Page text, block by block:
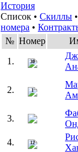
История
Список • Скиллы •
номера •
№ Номер
1.
30
2. 1
3.
4. 12